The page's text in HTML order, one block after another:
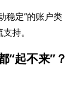
稳定”的账户类
持。
“起不来”？